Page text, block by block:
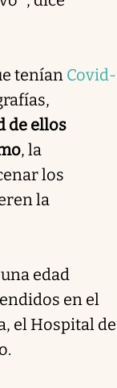
tenían Covid-
de ellos
, la
los
la
edad
en el
el Hospital de